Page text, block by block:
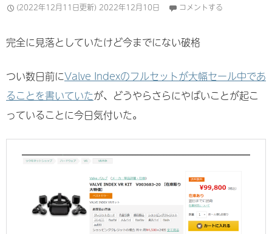
(2022年12月11日更新) 2022年12月10日 コメントする
完全に見落としていたけど今までにない破格
つい数日前にValve Indexのフルセットが大幅セール中であ
ることを書いていたが、どうやらさらにやばいことが起こ
っていることに今日気付いた。